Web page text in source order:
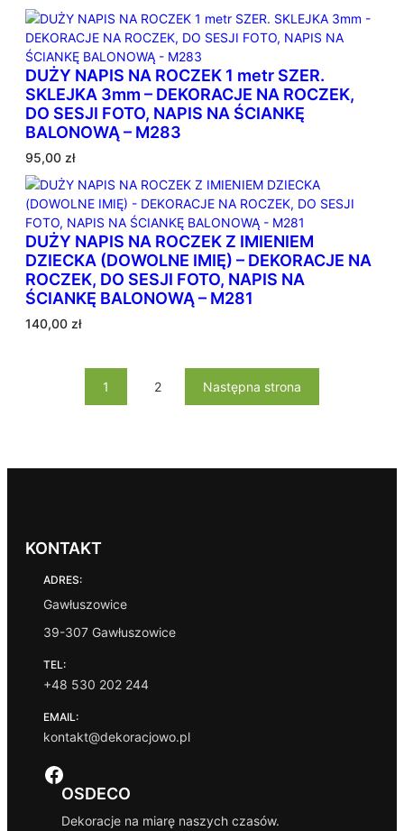
DUŻY NAPIS NA ROCZEK 1 metr SZER.
SKLEJKA 3mm – DEKORACJE NA ROCZEK,
DO SESJI FOTO, NAPIS NA ŚCIANKĘ
BALONOWĄ – M283
95,00 zł
DUŻY NAPIS NA ROCZEK Z IMIENIEM
DZIECKA (DOWOLNE IMIĘ) – DEKORACJE NA
ROCZEK, DO SESJI FOTO, NAPIS NA
ŚCIANKĘ BALONOWĄ – M281
140,00 zł
1 2 Następna strona
KONTAKT
ADRES:
Gawłuszowice
39-307 Gawłuszowice
TEL:
+48 530 202 244
EMAIL:
kontakt@dekoracjowo.pl
Facebook
OSDECO
Dekoracje na miarę naszych czasów.